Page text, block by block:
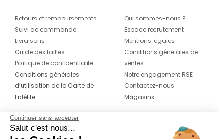
Retours et remboursements
Suivi de commande
Livraisons
Guide des tailles
Politique de confidentialité
Conditions générales
d’utilisation de la Carte de
Fidélité
Qui sommes-nous ?
Espace recrutement
Mentions légales
Conditions générales de
ventes
Notre engagement RSE
Contactez-nous
Magasins
CONTACT
Continuer sans accepter
Salut c'est nous...